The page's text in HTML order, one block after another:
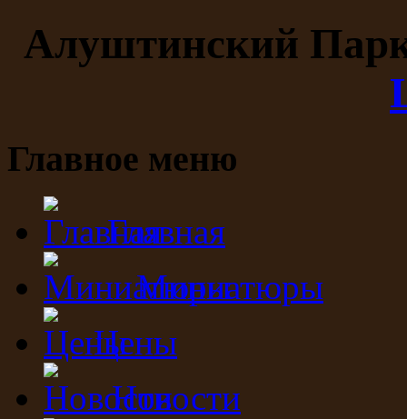
Алуштинский
Главное меню
Главная
Миниатюры
Цены
Новости